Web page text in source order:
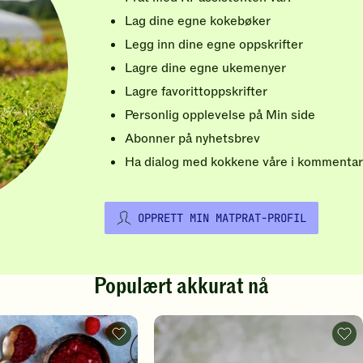
Lag dine egne kokebøker
Legg inn dine egne oppskrifter
Lagre dine egne ukemenyer
Lagre favorittoppskrifter
Personlig opplevelse på Min side
Abonner på nyhetsbrev
Ha dialog med kokkene våre i
OPPRETT MIN MATPRAT-PROFIL
Populært akkurat nå
Vafler
-
-